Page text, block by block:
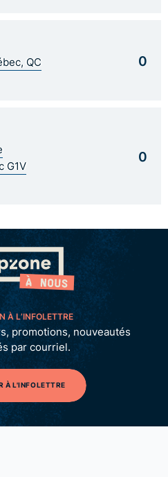
QC
0
G1V
0
À L’INFOLETTRE
promotions, nouveautés
par courriel.
À L'INFOLETTRE